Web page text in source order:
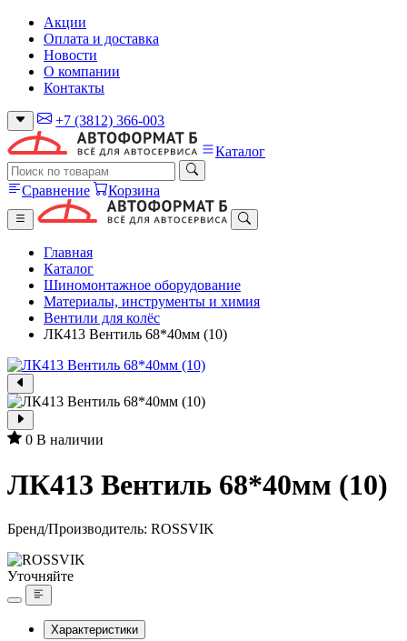
Акции
Оплата и доставка
Новости
О компании
Контакты
+7 (3812) 366-003
Каталог
Сравнение Корзина
Главная
Каталог
Шиномонтажное оборудование
Материалы, инструменты и химия
Вентили для колёс
ЛК413 Вентиль 68*40мм (10)
0 В наличии
ЛК413 Вентиль 68*40мм (10)
Бренд/Производитель: ROSSVIK
Уточняйте
Характеристики